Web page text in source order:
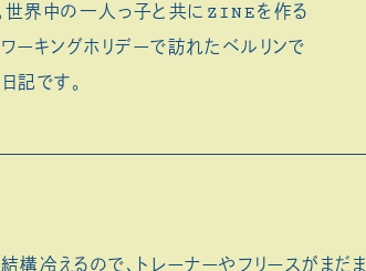
世界中の一人っ子と共にZINEを作る
キングホリデーで訪れたベルリンで
記です。